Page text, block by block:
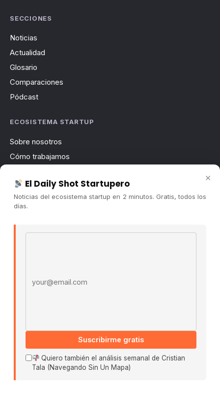
SECCIONES
Noticias
Actualidad
Glosario
Comparaciones
Pódcast
ECOSISTEMA STARTUP
Sobre nosotros
Cómo trabajamos
Contacto
Publicidad
Políticas De Privacidad · Términos De Uso
×
El Daily Shot Startupero
Noticias del ecosistema startup en 2 minutos. Gratis, todos los
días.
Suscribirme gratis
Quiero también el análisis semanal de Cristian
Tala (Navegando Sin Un Mapa)